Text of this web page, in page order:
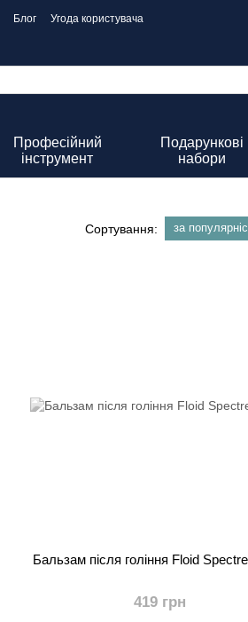
Блог
Угода користувача
Професійний
інструмент
Подарункові
набори
Сортування: за
Бальзам після гоління Floid
419 грн